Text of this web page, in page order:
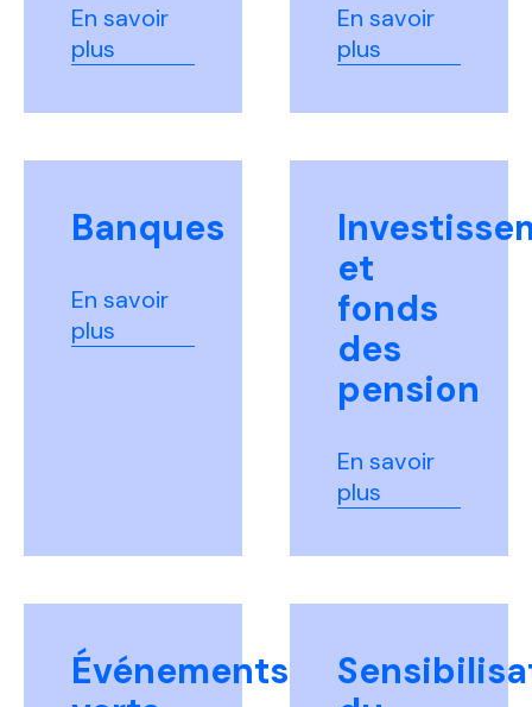
En savoir
plus
En savoir
plus
Banques
En savoir
plus
et
fonds
des
pension
En savoir
plus
Événements